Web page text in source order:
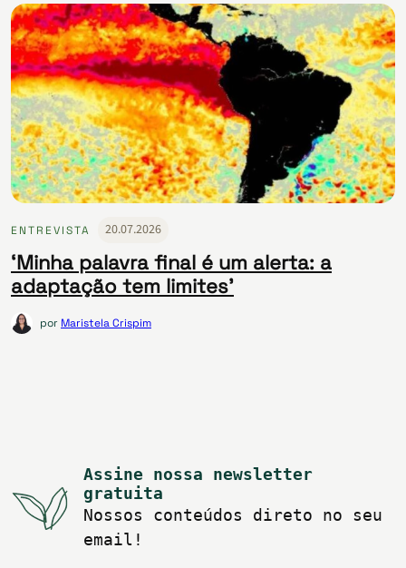
ENTREVISTA 20.07.2026
‘Minha palavra final é um alerta: a
adaptação tem limites’
por Maristela Crispim
Assine nossa newsletter
gratuita
Nossos conteúdos direto no seu
email!